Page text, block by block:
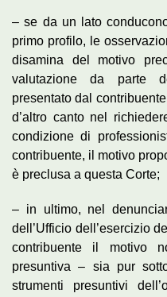
– se da un lato
primo profilo, le
disamina del motivo
valutazione da parte
presentato dal
d’altro canto nel
condizione di
contribuente, il motivo
è preclusa a questa Corte;
– in ultimo, nel
dell’Ufficio dell’esercizio
contribuente il motivo
presuntiva – sia pur
strumenti presuntivi